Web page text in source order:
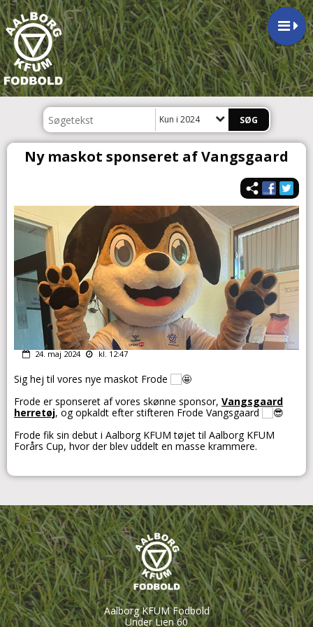
Kun i 2024
Ny maskot sponseret af Vangsgaard
24. maj 2024 kl. 12:47
Sig hej til vores nye maskot Frode
Frode er sponseret af vores skønne sponsor, Vangsgaard
herretøj, og opkaldt efter stifteren Frode Vangsgaard
Frode fik sin debut i Aalborg KFUM tøjet til Aalborg KFUM
Forårs Cup, hvor der blev uddelt en masse krammere.
Aalborg KFUM Fodbold
Under Lien 60